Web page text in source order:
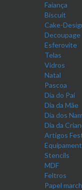
Faiança
Biscuit
Cake-
Decoupage
Esferovite
Telas
Vidros
Natal
Pascoa
Dia do Pai
Dia da Mãe
Dia dos
Dia da
Artigos
Stencils
MDF
Feltros
Papel